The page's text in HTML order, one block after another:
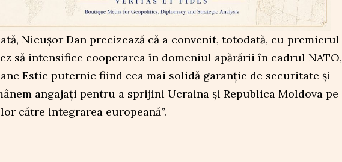
Nicușor Dan precizează că a convenit, totodată, cu premierul
să intensifice cooperarea în domeniul apărării în cadrul NATO,
Estic puternic fiind cea mai solidă garanție de securitate și
angajați pentru a sprijini Ucraina și Republica Moldova pe
către integrarea europeană”.